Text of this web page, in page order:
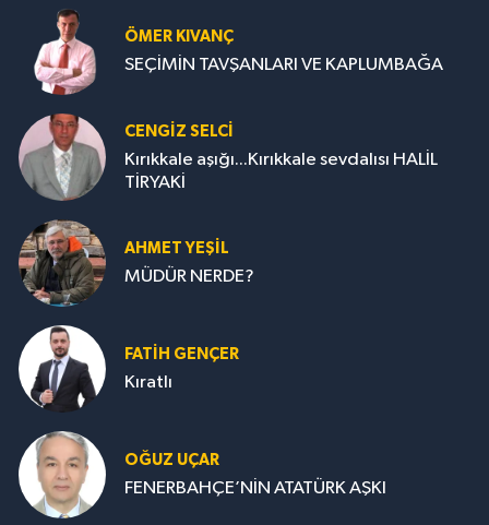
ÖMER KIVANÇ
SEÇİMİN TAVŞANLARI VE KAPLUMBAĞA
CENGİZ SELCİ
Kırıkkale aşığı...Kırıkkale sevdalısı HALİL
TİRYAKİ
AHMET YEŞİL
MÜDÜR NERDE?
FATIH GENÇER
Kıratlı
OĞUZ UÇAR
FENERBAHÇE’NİN ATATÜRK AŞKI